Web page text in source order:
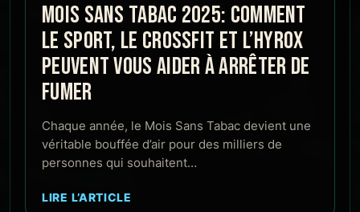
MOIS SANS TABAC 2025: COMMENT
LE SPORT, LE CROSSFIT ET L’HYROX
PEUVENT VOUS AIDER À ARRÊTER DE
FUMER
Chaque année, le Mois Sans Tabac devient une
véritable bouffée d’air pour des milliers de
personnes qui souhaitent…
LIRE L’ARTICLE